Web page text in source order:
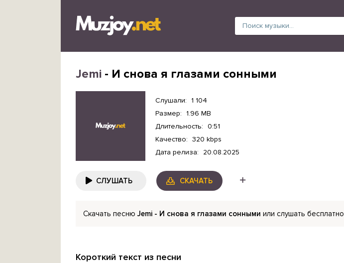
Jemi - И снова я глазами сонными
Слушали: 1 104
Размер: 1.96 MB
Длительность: 0:51
Качество: 320 kbps
Дата релиза:
20.08.2025
СЛУШАТЬ СКАЧАТЬ
Скачать песню Jemi - И снова я глазами сонными или слушать бесплатно
Короткий текст из песни